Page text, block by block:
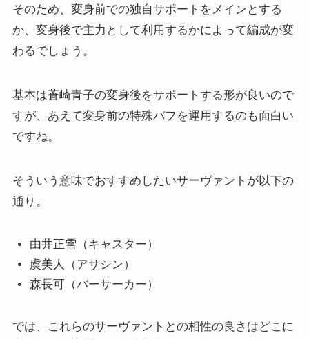
そのため、変身前での独自サポートをメインとする
か、変身後で主力として利用するかによって編成が変
わるでしょう。
基本は蒼崎青子の変身後をサポートする形が良いので
すが、あえて変身前の特殊バフを運用するのも面白い
ですね。
そういう意味でおすすめしたいサーヴァントが以下の
通り。
由井正雪（キャスター）
虞美人（アサシン）
森長可（バーサーカー）
では、これらのサーヴァントとの相性の良さはどこに